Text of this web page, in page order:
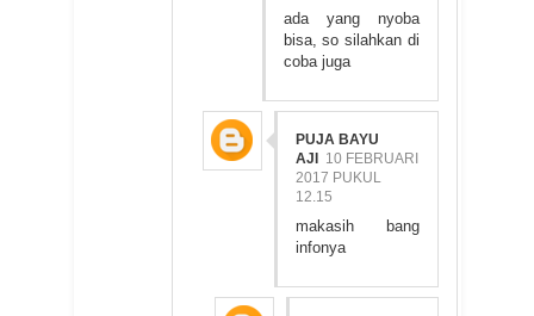
ada yang nyoba
bisa, so silahkan di
coba juga
PUJA BAYU
AJI
10 FEBRUARI
2017 PUKUL
12.15
makasih bang
infonya